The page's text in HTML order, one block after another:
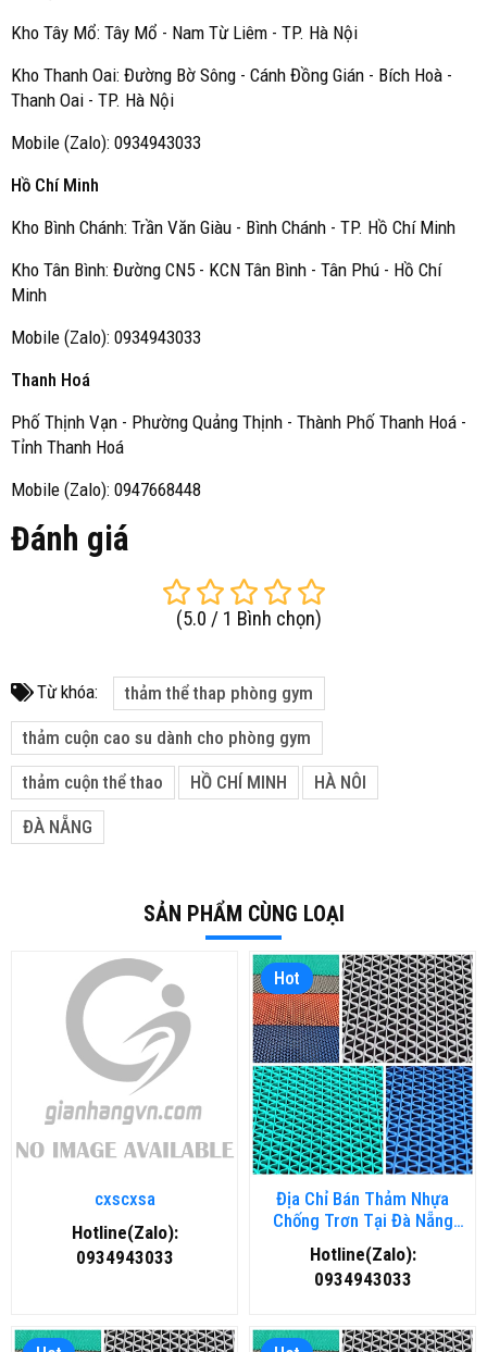
Kho Tây Mổ: Tây Mổ - Nam Từ Liêm - TP. Hà Nội
Kho Thanh Oai: Đường Bờ Sông - Cánh Đồng Gián - Bích Hoà -
Thanh Oai - TP. Hà Nội
Mobile (Zalo): 0934943033
Hồ Chí Minh
Kho Bình Chánh: Trần Văn Giàu - Bình Chánh - TP. Hồ Chí Minh
Kho Tân Bình: Đường CN5 - KCN Tân Bình - Tân Phú - Hồ Chí
Minh
Mobile (Zalo): 0934943033
Thanh Hoá
Phố Thịnh Vạn - Phường Quảng Thịnh - Thành Phố Thanh Hoá -
Tỉnh Thanh Hoá
Mobile (Zalo): 0947668448
Đánh giá
(5.0 / 1 Bình chọn)
Từ khóa: thảm thể thap phòng gym
thảm cuộn cao su dành cho phòng gym
thảm cuộn thể thao HỒ CHÍ MINH HÀ NÔI
ĐÀ NẴNG
SẢN PHẨM CÙNG LOẠI
cxscxsa
Hotline(Zalo):
0934943033
Hot
Địa Chỉ Bán Thảm Nhựa
Chống Trơn Tại Đà Nẵng
Chất Lượng, Giá Rẻ
Hotline(Zalo):
0934943033